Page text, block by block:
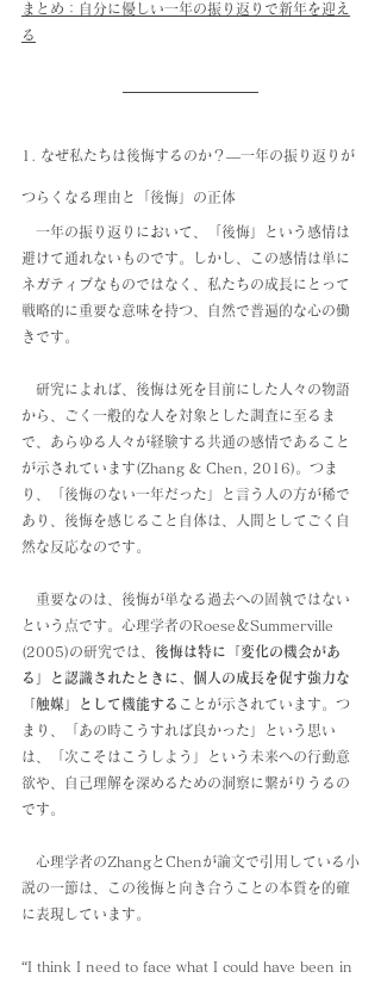
まとめ：自分に優しい一年の振り返りで新年を迎え
る
1. なぜ私たちは後悔するのか？―一年の振り返りが
つらくなる理由と「後悔」の正体
一年の振り返りにおいて、「後悔」という感情は
避けて通れないものです。しかし、この感情は単に
ネガティブなものではなく、私たちの成長にとって
戦略的に重要な意味を持つ、自然で普遍的な心の働
きです。
研究によれば、後悔は死を目前にした人々の物語
から、ごく一般的な人を対象とした調査に至るま
で、あらゆる人々が経験する共通の感情であること
が示されています(Zhang & Chen, 2016)。つま
り、「後悔のない一年だった」と言う人の方が稀で
あり、後悔を感じること自体は、人間としてごく自
然な反応なのです。
重要なのは、後悔が単なる過去への固執ではない
という点です。心理学者のRoese＆Summerville
(2005)の研究では、 後悔は特に「変化の機会があ
る」と認識されたときに、個人の成長を促す強力な
「触媒」として機能する ことが示されています。つ
まり、「あの時こうすれば良かった」という思い
は、「次こそはこうしよう」という未来への行動意
欲や、自己理解を深めるための洞察に繋がりうるの
です。
心理学者のZhangとChenが論文で引用している小
説の一節は、この後悔と向き合うことの本質を的確
に表現しています。
“I think I need to face what I could have been in